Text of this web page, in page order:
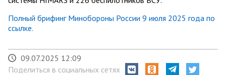
Полный брифинг Минобороны России 9 июля 2025 года по
ссылке.
09.07.2025 12:09
Поделиться в социальных сетях